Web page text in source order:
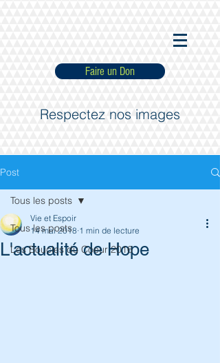
Faire un Don
Respectez nos images
Post
Tous les posts
Les Boucles du Coeur 2016
Tous les posts
L'actualité de Hope
Vie et Espoir
14 mai 2018 1 min de lecture